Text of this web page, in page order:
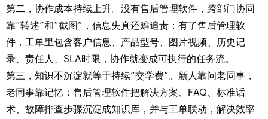
第二，协作成本持续上升。没有售后管理软件，跨部门协同
靠“转述”和“截图”，信息失真还难追责；有了售后管理软
件，工单里包含客户信息、产品型号、图片视频、历史记
录、责任人、SLA时限，协作就变成可执行的任务流。
第三，知识不沉淀就等于持续“交学费”。新人靠问老同事，
老同事靠记忆；售后管理软件把解决方案、FAQ、标准话
术、故障排查步骤沉淀成知识库，并与工单联动，解决效率